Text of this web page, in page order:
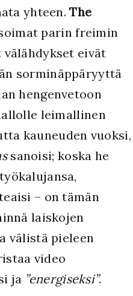
yhteen.The
parin freimin
eivät
sorminäppäryyttä
hengenvetoon
leimallinen
kauneuden vuoksi,
sanoisi; koska he
– on tämän
laiskojen
välistä pieleen
video
ja ”energiseksi”.